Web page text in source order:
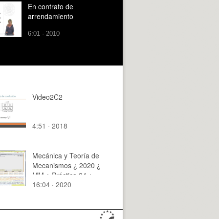
En contrato de
arrendamiento
6:01 · 2010
Video2C2
4:51 · 2018
Mecánica y Teoría de
Mecanismos ¿ 2020 ¿
MM ¿ Práctica 04 ¿
Tramo 01 de 01
16:04 · 2020